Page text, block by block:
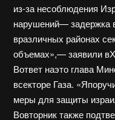
из-за несоблюдения
нарушений— задержка
вразличных районах
объемах»,— заявили
Вответ наэто глава
всекторе Газа.
меры для защиты
Вовторник также